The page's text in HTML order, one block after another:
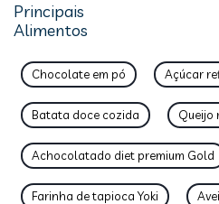
Principais
Alimentos
Chocolate em pó Açúcar
Batata doce cozida Queijo
Achocolatado diet premium Gold
Farinha de tapioca Yoki